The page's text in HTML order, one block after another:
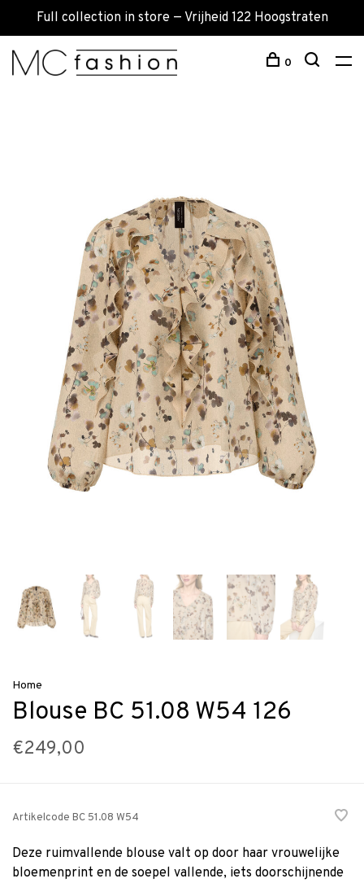
Full collection in store — Vrijheid 122 Hoogstraten
0
Home
Blouse BC 51.08 W54 126
€249,00
Artikelcode BC 51.08 W54
Deze ruimvallende blouse valt op door haar vrouwelijke
bloemenprint en de soepel vallende, iets doorschijnende